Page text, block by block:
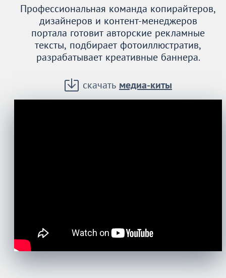
Профессиональная команда копирайтеров,
дизайнеров и контент-менеджеров
портала готовит авторские рекламные
тексты, подбирает фотоиллюстратив,
разрабатывает креативные баннера.
скачать медиа-киты